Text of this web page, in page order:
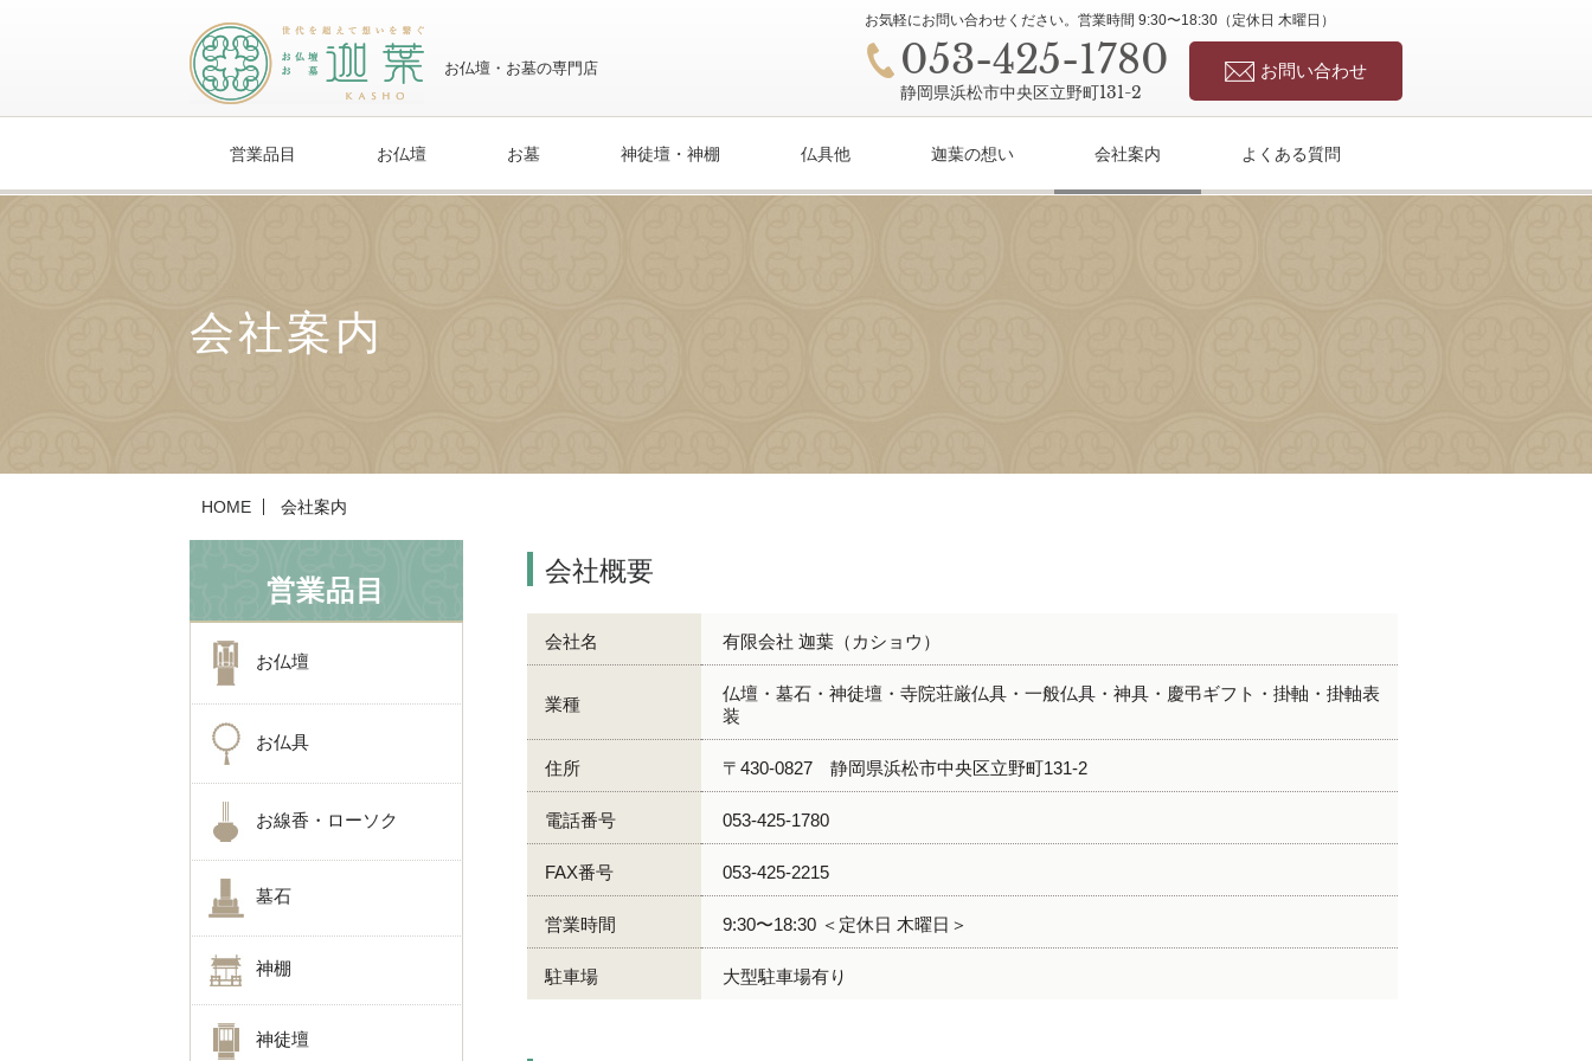
お気軽にお問い合わせください。営業時間 9:30〜18:30（定休日 木曜日）
053-425-1780
静岡県浜松市中央区立野町131-2
お問い合わせ
営業品目 お仏壇 お墓 神徒壇・神棚 仏具他 迦葉の想い 会社案内 よくある質問
会社案内
HOME 会社案内
営業品目
お仏壇
お仏具
お線香・ローソク
墓石
神棚
神徒壇
会社概要
会社名 有限会社 迦葉（カショウ）
業種
仏壇・墓石・神徒壇・寺院荘厳仏具・一般仏具・神具・慶弔ギフト・掛軸・掛軸表
装
住所 〒430-0827 静岡県浜松市中央区立野町131-2
電話番号 053-425-1780
FAX番号 053-425-2215
営業時間 9:30〜18:30 ＜定休日 木曜日＞
駐車場 大型駐車場有り